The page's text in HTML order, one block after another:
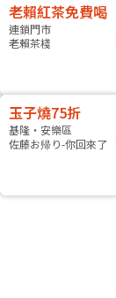
老賴紅茶免費喝
連鎖門市
老賴茶棧
玉子燒75折
基隆・安樂區
佐藤お帰り-你回來了